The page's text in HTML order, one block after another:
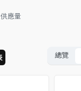
應量
總覽